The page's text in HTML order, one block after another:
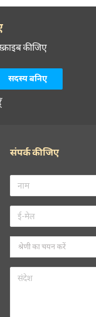
कीजिए
संपर्क कीजिए